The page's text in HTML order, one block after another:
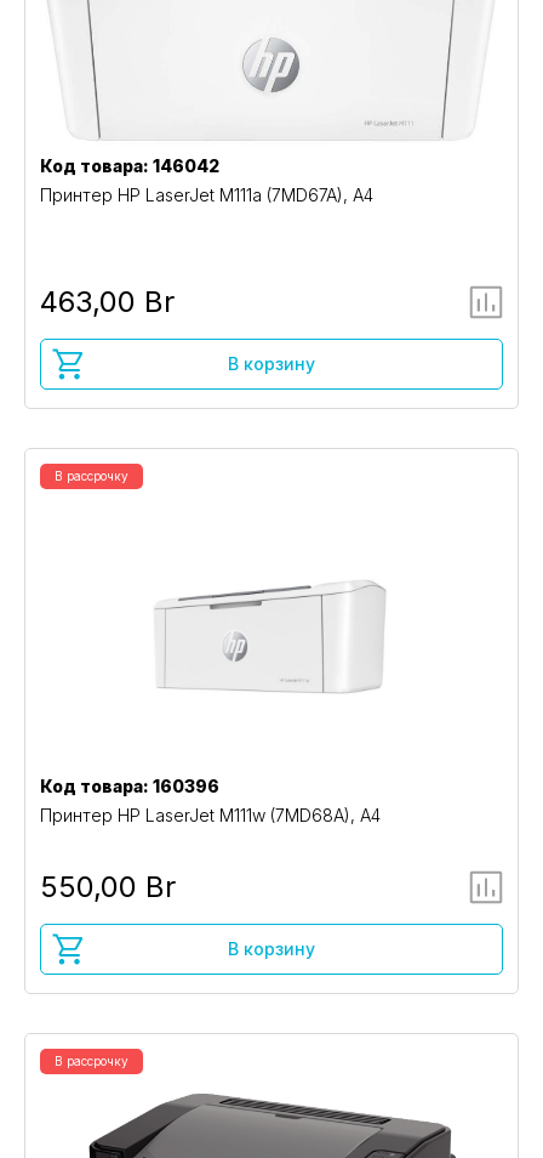
Код товара: 146042
Принтер HP LaserJet M111a (7MD67A), A4
463,00 Br
В корзину
В рассрочку
Код товара: 160396
Принтер HP LaserJet M111w (7MD68A), A4
550,00 Br
В корзину
В рассрочку